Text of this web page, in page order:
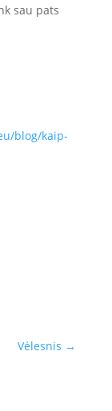
sau pats
blog/kaip-
Vėlesnis →